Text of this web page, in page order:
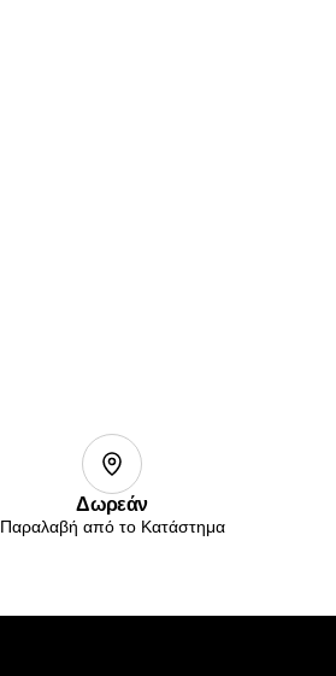
Δωρεάν
Παραλαβή από το Κατάστημα